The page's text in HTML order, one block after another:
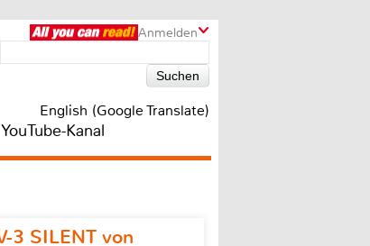
Anmelden
English (Google Translate)
YouTube-Kanal
3 SILENT von